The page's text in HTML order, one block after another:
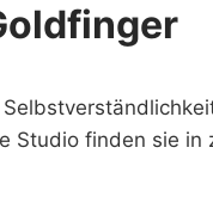
Studio finden sie in